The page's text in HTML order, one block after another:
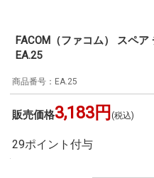
FACOM（ファコム） スペ
EA.25
EA.25
販売価格3,183円 (税込)
29ポイント付与